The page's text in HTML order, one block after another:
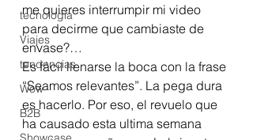
tecnología
Viajes
tendencias
Wow
B2B
me quieres interrumpir mi video
para decirme que cambiaste de
envase?…
Es fácil llenarse la boca con la frase
“Seamos relevantes”. La pega dura
es hacerlo. Por eso, el revuelo que
ha causado esta ultima semana